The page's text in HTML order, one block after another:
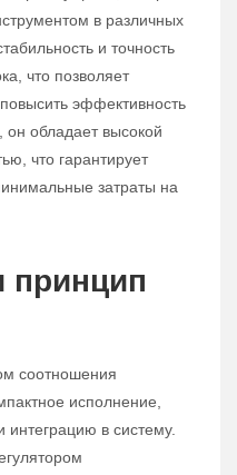
в различных
и точность
что позволяет
эффективность
обладает высокой
что гарантирует
затраты на
принцип
соотношения
исполнение,
интеграцию в систему.